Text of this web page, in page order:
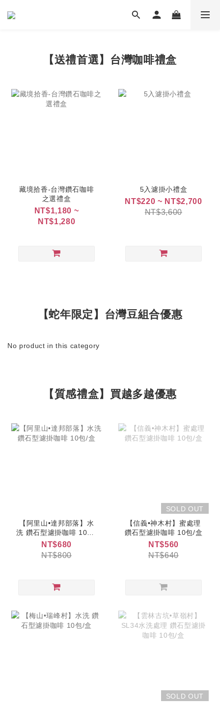
【送禮首選】台灣咖啡禮盒
藏境拾香-台灣鑽石咖啡
之選禮盒
NT$1,180 ~
NT$1,280
5入濾掛小禮盒
NT$220 ~ NT$2,700
NT$3,600
【蛇年限定】台灣豆組合優惠
No product in this category
【質感禮盒】買越多越優惠
【阿里山•達邦部落】水
洗 鑽石型濾掛咖啡 10包/
盒
NT$680
NT$800
SOLD OUT
【信義•神木村】蜜處理
鑽石型濾掛咖啡 10包/盒
NT$560
NT$640
SOLD OUT